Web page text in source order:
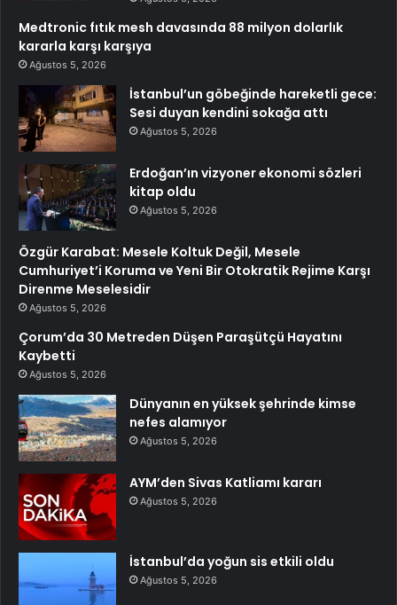
Medtronic fıtık mesh davasında 88 milyon dolarlık
kararla karşı karşıya
Ağustos 5, 2026
İstanbul’un göbeğinde hareketli gece:
Sesi duyan kendini sokağa attı
Ağustos 5, 2026
Erdoğan’ın vizyoner ekonomi sözleri
kitap oldu
Ağustos 5, 2026
Özgür Karabat: Mesele Koltuk Değil, Mesele
Cumhuriyet’i Koruma ve Yeni Bir Otokratik Rejime Karşı
Direnme Meselesidir
Ağustos 5, 2026
Çorum’da 30 Metreden Düşen Paraşütçü Hayatını
Kaybetti
Ağustos 5, 2026
Dünyanın en yüksek şehrinde kimse
nefes alamıyor
Ağustos 5, 2026
AYM’den Sivas Katliamı kararı
Ağustos 5, 2026
İstanbul’da yoğun sis etkili oldu
Ağustos 5, 2026